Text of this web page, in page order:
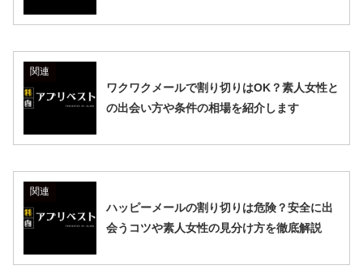
関連
ワクワクメールで割り切りはOK？素人女性と
の出会い方や条件の相場を紹介します
関連
ハッピーメールの割り切りは危険？安全に出
会うコツや素人女性の見分け方を徹底解説